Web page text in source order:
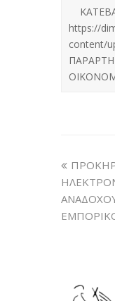
https://
content/